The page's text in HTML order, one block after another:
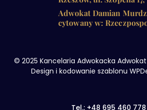
Adwokat Damian
cytowany w:
© 2025 Kancelaria Adwokacka
Design i kodowanie szablonu
Tel.: +48 695 460 778